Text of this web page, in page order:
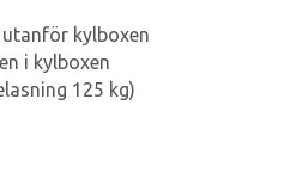
kylboxen
i kylboxen
125 kg)